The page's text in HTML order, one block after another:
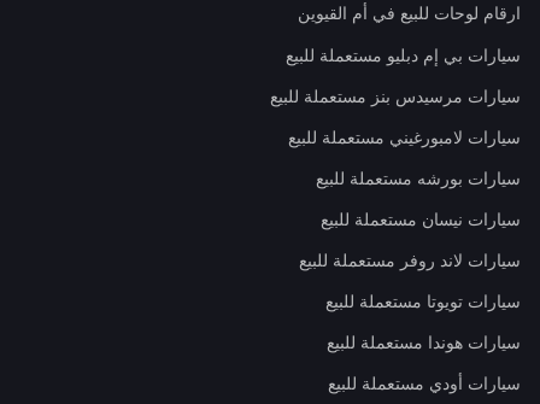
ارقام لوحات للبيع في أم القيوين
سيارات بي إم دبليو مستعملة للبيع
سيارات مرسيدس بنز مستعملة للبيع
سيارات لامبورغيني مستعملة للبيع
سيارات بورشه مستعملة للبيع
سيارات نيسان مستعملة للبيع
سيارات لاند روفر مستعملة للبيع
سيارات تويوتا مستعملة للبيع
سيارات هوندا مستعملة للبيع
سيارات أودي مستعملة للبيع